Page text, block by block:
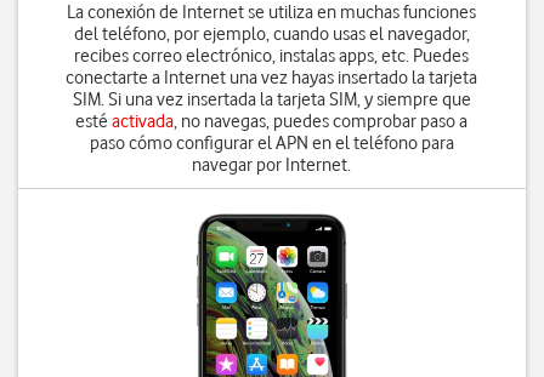
La conexión de Internet se utiliza en muchas funciones
del teléfono, por ejemplo, cuando usas el navegador,
recibes correo electrónico, instalas apps, etc. Puedes
conectarte a Internet una vez hayas insertado la tarjeta
SIM. Si una vez insertada la tarjeta SIM, y siempre que
estéactivada, no navegas, puedes comprobar paso a
paso cómo configurar el APN en el teléfono para
navegar por Internet.